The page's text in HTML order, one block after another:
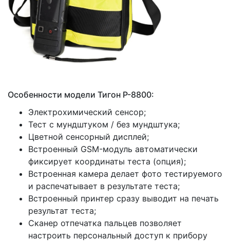
Особенности модели Тигон Р-8800:
Электрохимический сенсор;
Тест с мундштуком / без мундштука;
Цветной сенсорный дисплей;
Встроенный GSM-модуль автоматически
фиксирует координаты теста (опция);
Встроенная камера делает фото тестируемого
и распечатывает в результате теста;
Встроенный принтер сразу выводит на печать
результат теста;
Сканер отпечатка пальцев позволяет
настроить персональный доступ к прибору